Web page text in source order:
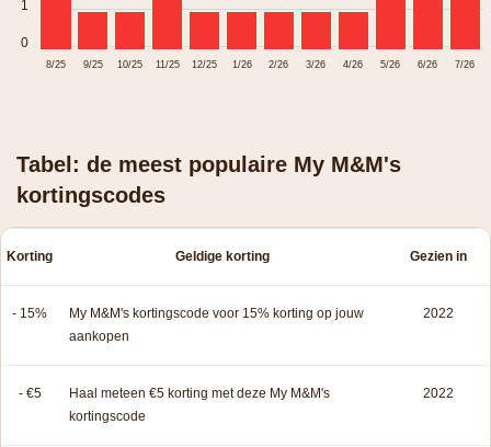
1
0
8/25 9/25 10/25 11/25 12/25 1/26 2/26 3/26 4/26 5/26 6/26 7/26
Tabel: de meest populaire My M&M's
kortingscodes
Korting Geldige korting Gezien in
- 15%
My M&M's kortingscode voor 15% korting op jouw
aankopen
2022
- €5
Haal meteen €5 korting met deze My M&M's
kortingscode
2022